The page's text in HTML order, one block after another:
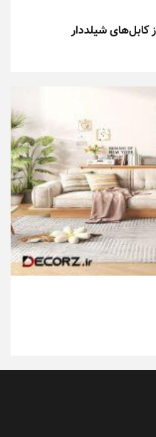
کابل‌های شیلددار